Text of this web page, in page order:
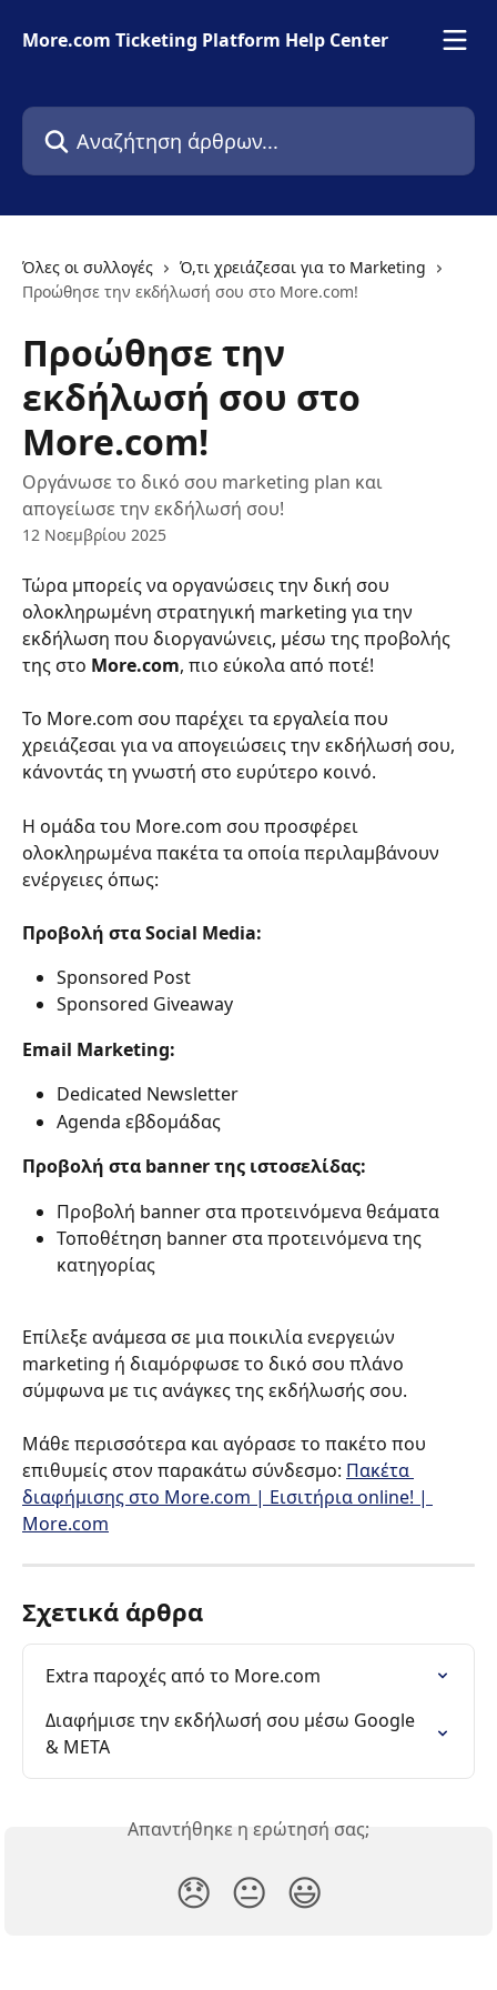
More.com Ticketing Platform Help Center
Αναζήτηση άρθρων...
Όλες οι συλλογές
Ό,τι χρειάζεσαι για το Marketing
Προώθησε την εκδήλωσή σου στο More.com!
Προώθησε την
εκδήλωσή σου στο
More.com!
Οργάνωσε το δικό σου marketing plan και
απογείωσε την εκδήλωσή σου!
12 Νοεμβρίου 2025
Τώρα μπορείς να οργανώσεις την δική σου
ολοκληρωμένη στρατηγική marketing για την
εκδήλωση που διοργανώνεις, μέσω της προβολής
της στο More.com, πιο εύκολα από ποτέ!
Το More.com σου παρέχει τα εργαλεία που
χρειάζεσαι για να απογειώσεις την εκδήλωσή σου,
κάνοντάς τη γνωστή στο ευρύτερο κοινό.
Η ομάδα του More.com σου προσφέρει
ολοκληρωμένα πακέτα τα οποία περιλαμβάνουν
ενέργειες όπως:
Προβολή στα Social Media:
Sponsored Post
Sponsored Giveaway
Email Marketing:
Dedicated Newsletter
Agenda εβδομάδας
Προβολή στα banner της ιστοσελίδας:
Προβολή banner στα προτεινόμενα θεάματα
Τοποθέτηση banner στα προτεινόμενα της
κατηγορίας
Επίλεξε ανάμεσα σε μια ποικιλία ενεργειών
marketing ή διαμόρφωσε το δικό σου πλάνο
σύμφωνα με τις ανάγκες της εκδήλωσής σου.
Μάθε περισσότερα και αγόρασε το πακέτο που
επιθυμείς στον παρακάτω σύνδεσμο: Πακέτα
διαφήμισης στο More.com | Εισιτήρια online! |
More.com
Σχετικά άρθρα
Extra παροχές από το More.com
Διαφήμισε την εκδήλωσή σου μέσω Google
& META
Απαντήθηκε η ερώτησή σας;
😞 😐 😃